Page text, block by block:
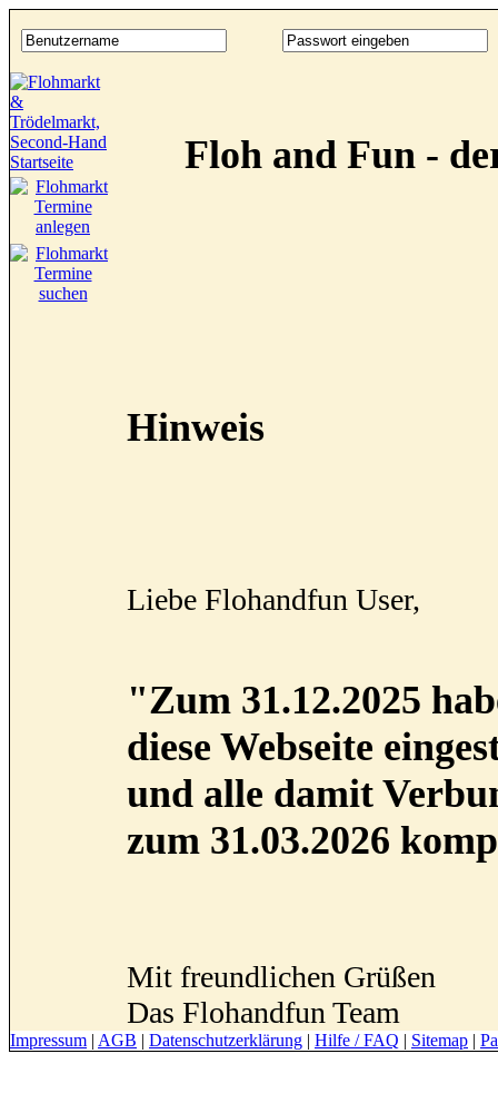
Floh and Fun -
Hinweis
Liebe Flohandfun User,
"Zum 31.12.2025
diese Webseite
und alle damit
zum 31.03.2026
Mit freundlichen Grüßen
Das Flohandfun Team
Impressum | AGB | Datenschutzerklärung | Hilfe / FAQ | Sitemap |